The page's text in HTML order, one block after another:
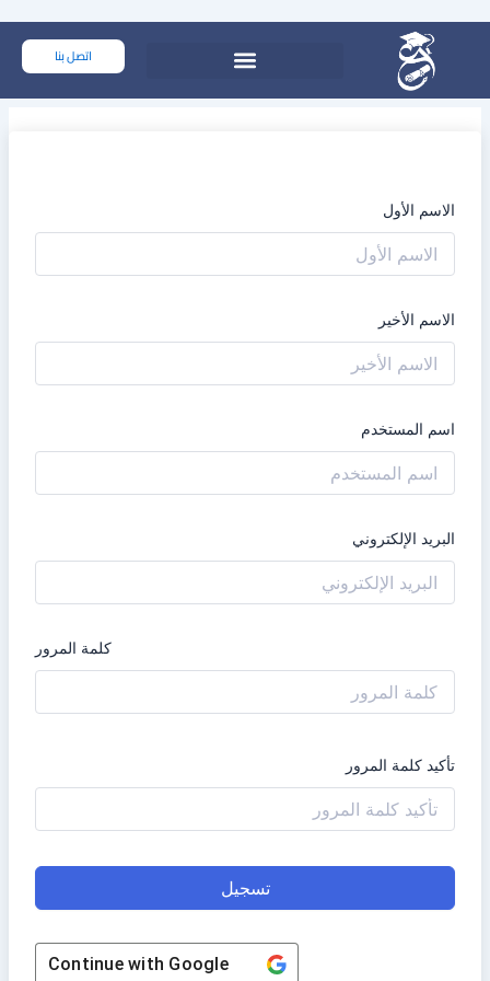
المحتوى
اتصل بنا
الاسم الأول
الاسم الأخير
اسم المستخدم
البريد الإلكتروني
كلمة المرور
تأكيد كلمة المرور
تسجيل
Continue with Google